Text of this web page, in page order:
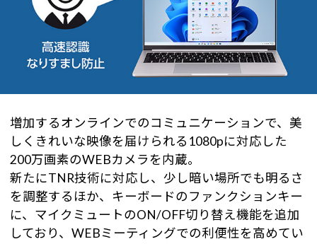
増加するオンラインでのコミュニケーションで、美
しくきれいな映像を届けられる1080pに対応した
200万画素のWEBカメラを内蔵。
新たにTNR技術に対応し、少し暗い場所でも明るさ
を調整するほか、キーボードのファンクションキー
に、マイクミュートのON/OFF切り替え機能を追加
しており、WEBミーティングでの利便性を高めてい